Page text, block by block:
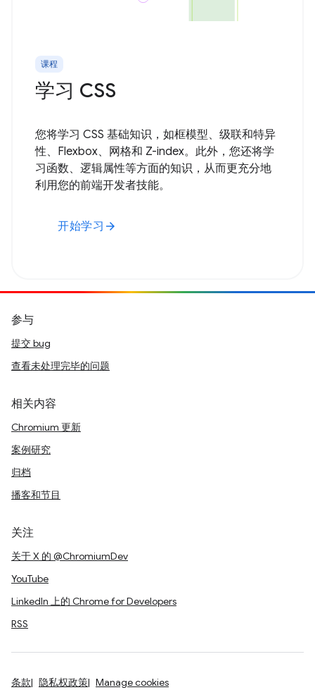
课程
学习 CSS
您将学习 CSS 基础知识，如框模型、级联和特异
性、Flexbox、网格和 Z-index。此外，您还将学
习函数、逻辑属性等方面的知识，从而更充分地
利用您的前端开发者技能。
开始学习 arrow_forward
参与
提交 bug
查看未处理完毕的问题
相关内容
Chromium 更新
案例研究
归档
播客和节目
关注
关于 X 的 @ChromiumDev
YouTube
LinkedIn 上的 Chrome for Developers
RSS
条款 隐私权政策 Manage cookies